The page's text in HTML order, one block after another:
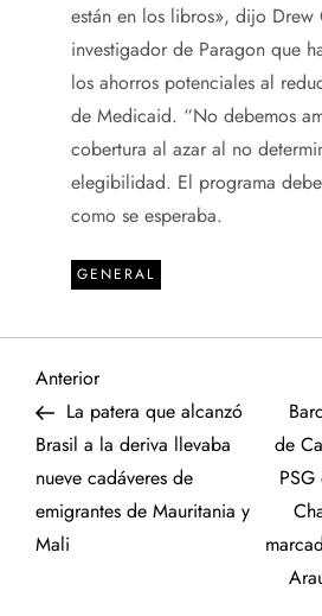
están en los libros», dijo Drew
investigador de Paragon que
los ahorros potenciales al
de Medicaid. “No debemos
cobertura al azar al no
elegibilidad. El programa
como se esperaba.
GENERAL
N
a
v
e
Entrada
anterior
Anterior
La patera que alcanzó
Brasil a la deriva llevaba
nueve cadáveres de
emigrantes de Mauritania y
Mali
de